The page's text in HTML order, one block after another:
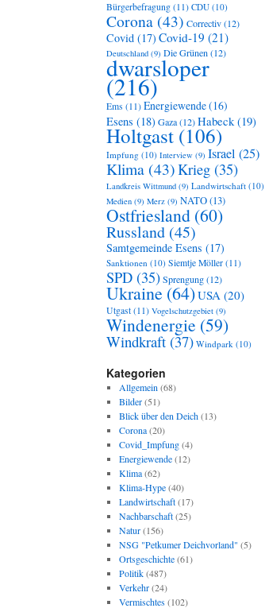
Bürgerbefragung (11) CDU (10)
Corona (43) Correctiv(12)
Covid (17) Covid-19 (21)
Deutschland (9) Die Grünen(12)
dwarsloper
(216)
Ems (11) Energiewende(16)
Esens (18)Gaza(12)Habeck(19)
Holtgast (106)
Impfung (10) Interview (9) Israel (25)
Klima (43)Krieg (35)
Landkreis Wittmund (9) Landwirtschaft (10)
Medien (9) Merz (9) NATO(13)
Ostfriesland (60)
Russland (45)
Samtgemeinde Esens (17)
Sanktionen (10) Siemtje Möller (11)
SPD (35)Sprengung(12)
Ukraine (64)USA (20)
Utgast (11) Vogelschutzgebiet (9)
Windenergie (59)
Windkraft (37) Windpark (10)
Kategorien
Allgemein (68)
Bilder(51)
Blick über den Deich(13)
Corona(20)
Covid_Impfung(4)
Energiewende(12)
Klima(62)
Klima-Hype(40)
Landwirtschaft(17)
Nachbarschaft(25)
Natur(156)
NSG "Petkumer Deichvorland" (5)
Ortsgeschichte(61)
Politik(487)
Verkehr(24)
Vermischtes(102)